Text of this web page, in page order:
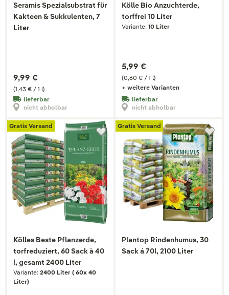
Seramis Spezialsubstrat für
Kakteen & Sukkulenten, 7
Liter
(1,43 € / 1 l)
9,99 €
lieferbar
nicht abholbar
Kölle Bio Anzuchterde,
torffrei 10 Liter
Variante: 10 Liter
(0,60 € / 1 l)
5,99 €
+ weitere Varianten
lieferbar
nicht abholbar
Gratis Versand
Kölles Beste Pflanzerde,
torfreduziert, 60 Sack à 40
l, gesamt 2400 Liter
Variante: 2400 Liter ( 60x 40
Liter)
Gratis Versand
Plantop Rindenhumus, 30
Sack á 70l, 2100 Liter